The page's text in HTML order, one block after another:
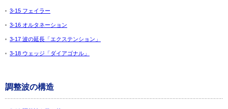
3-15 フェイラー
3-16 オルタネーション
3-17 波の延長「エクステンション」
3-18 ウェッジ「ダイアゴナル」
調整波の構造